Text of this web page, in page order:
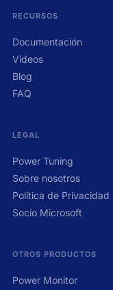
RECURSOS
Documentación
Vídeos
Blog
FAQ
LEGAL
Power Tuning
Sobre nosotros
Política de Privacidad
Socio Microsoft
OTROS PRODUCTOS
Power Monitor